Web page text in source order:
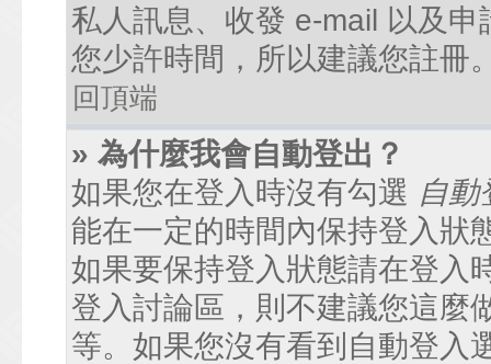
私人訊息、收發 e-mail 以及
您少許時間，所以建議您註冊
回頂端
» 為什麼我會自動登出？
如果您在登入時沒有勾選 自動
能在一定的時間內保持登入狀
如果要保持登入狀態請在登入
登入討論區，則不建議您這麼
等。如果您沒有看到自動登入